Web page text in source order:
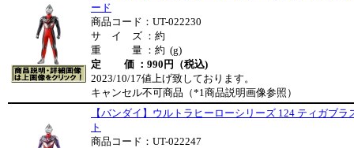
ード
商品コード：UT-022230
サ イ ズ ：約
重 量 ：約 (g)
定 価 ：990円（税込)
2023/10/17値上げ致しております。
キャンセル不可商品（*1商品説明画像参照）
【バンダイ】ウルトラヒーローシリーズ 124 ティガブラ
ト
商品コード：UT-022247